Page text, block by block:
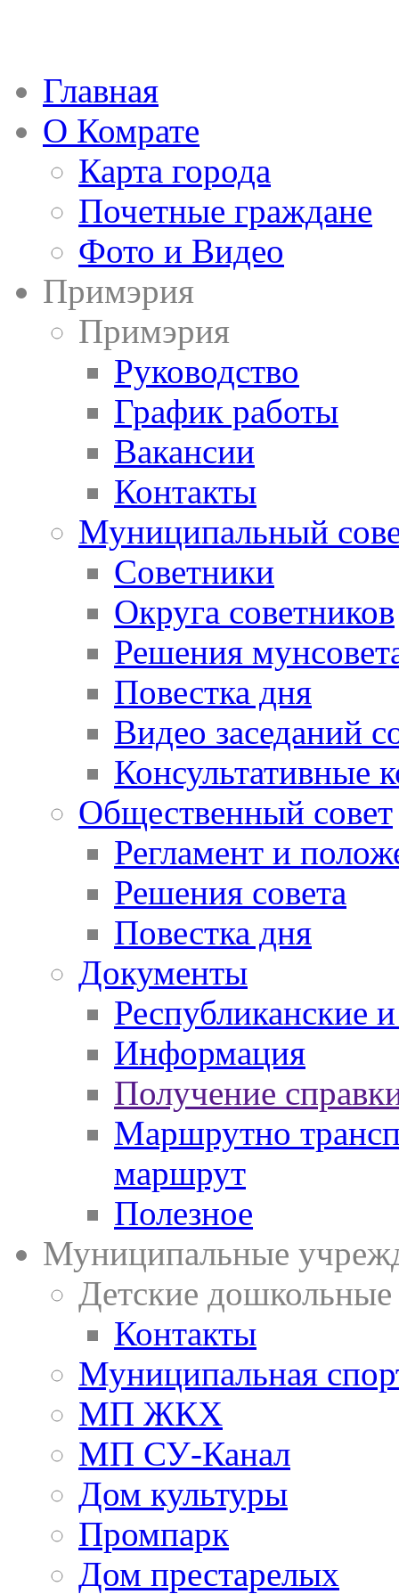
Главная
О Комрате
Карта города
Почетные граждане
Фото и Видео
Примэрия
Примэрия
Руководство
График работы
Вакансии
Контакты
Муниципальный
Советники
Округа советников
Решения
Повестка дня
Видео заседаний
Консультативные
Общественный совет
Регламент и
Решения совета
Повестка дня
Документы
Республиканские
Информация
Получение
Маршрутно
маршрут
Полезное
Муниципальные
Детские
Контакты
Муниципальная
МП ЖКХ
МП СУ-Канал
Дом культуры
Промпарк
Дом престарелых